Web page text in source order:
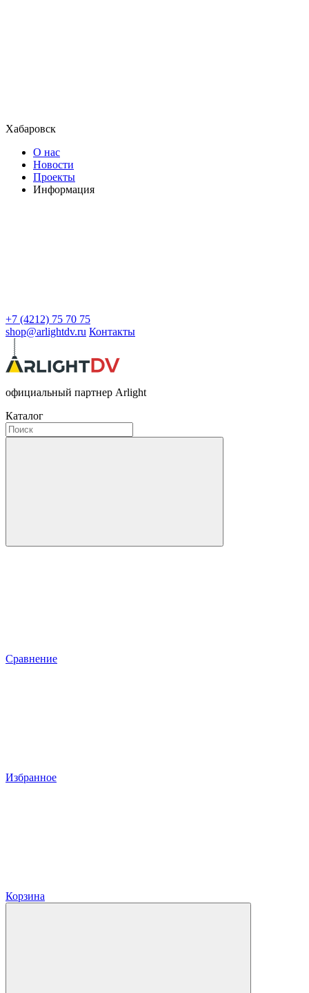
Хабаровск
О нас
Новости
Проекты
Информация
+7 (4212) 75 70 75
shop@arlightdv.ru Контакты
официальный партнер Arlight
Каталог
Сравнение
Избранное
Корзина